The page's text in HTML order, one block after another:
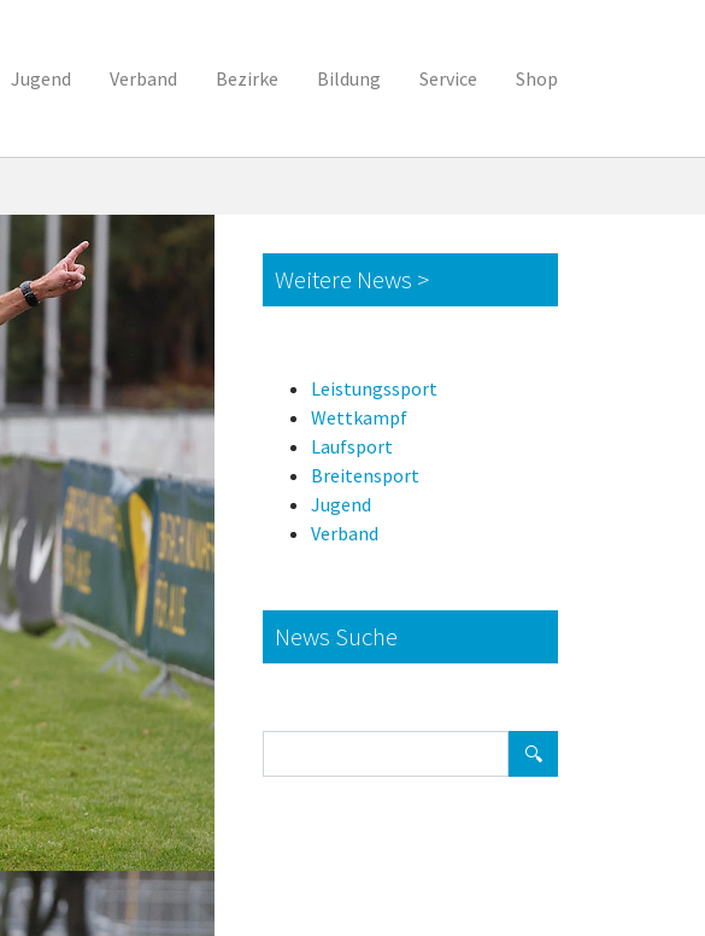
Jugend Verband Bezirke Bildung Service Shop
Weitere News >
Leistungssport
Wettkampf
Laufsport
Breitensport
Jugend
Verband
News Suche